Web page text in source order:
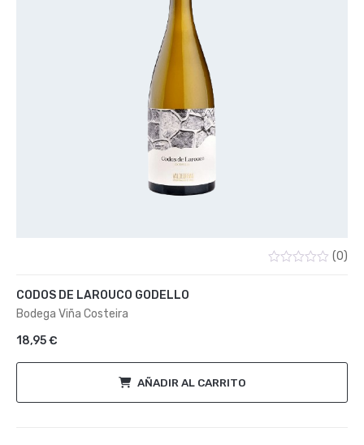
(0)
CODOS DE LAROUCO GODELLO
Bodega Viña Costeira
18,95€
AÑADIR AL CARRITO